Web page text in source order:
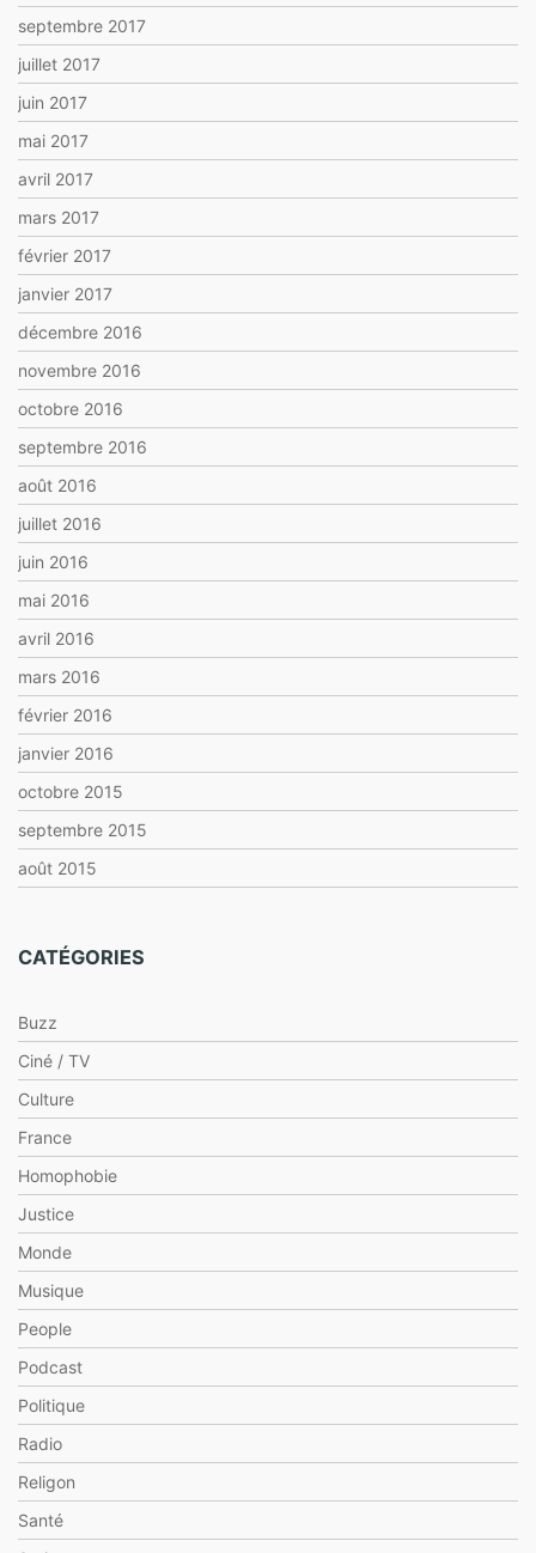
septembre 2017
juillet 2017
juin 2017
mai 2017
avril 2017
mars 2017
février 2017
janvier 2017
décembre 2016
novembre 2016
octobre 2016
septembre 2016
août 2016
juillet 2016
juin 2016
mai 2016
avril 2016
mars 2016
février 2016
janvier 2016
octobre 2015
septembre 2015
août 2015
CATÉGORIES
Buzz
Ciné / TV
Culture
France
Homophobie
Justice
Monde
Musique
People
Podcast
Politique
Radio
Religon
Santé